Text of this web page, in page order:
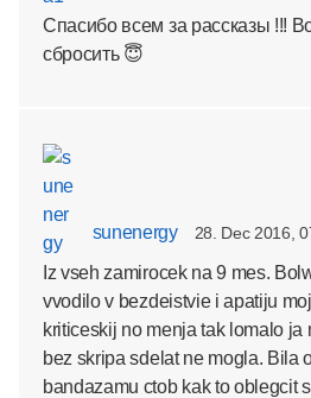
Спасибо всем за рассказы !!!
сбросить 😇
sunenergy 28. Dec 2016,
Iz vseh zamirocek na 9 mes.
vvodilo v bezdeistvie i apatiju
kriticeskij no menja tak lomalo
bez skripa sdelat ne mogla. Bila
bandazamu ctob kak to oblegcit